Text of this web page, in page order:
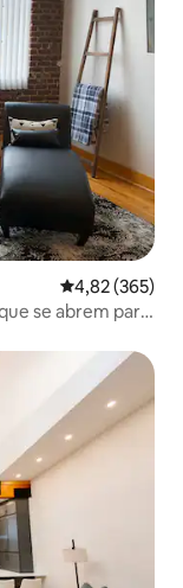
4,82 de uma
4,82 (365)
se abrem para